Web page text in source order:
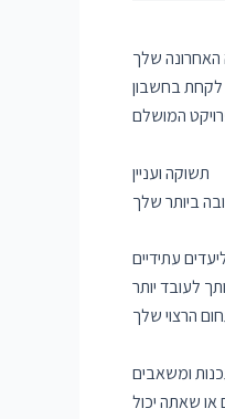
האחרונה שלך
לקחת בחשבון
תשוקה ועניין
עתידיים
לעובד יותר
ומשאבים
שאתה יכול